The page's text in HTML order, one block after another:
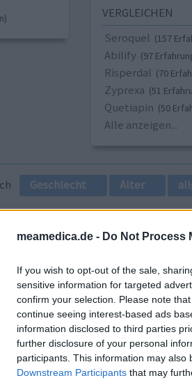
meamedica.de - Do Not Process
If you wish to opt-out of the sale,
sensitive information for targeted
confirm your selection. Please note
continue seeing interest-based ads
information disclosed to third parties
further disclosure of your personal
participants. This information may
Downstream Participants that may
VERGLEICHEN
Seroquel (157
Abilify (97
Risperdal (70
Zyprexa (51
Quetiapin (50
Alle anzeigen...
Geschlecht Alter
Anzahl
weg und ich bin
also mir hilft es sehr